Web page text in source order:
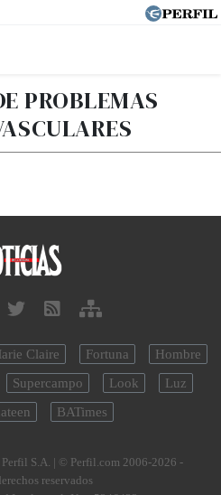
PROBLEMAS
Claire Fortuna
Hombre
Supercampo Look
Luz
BATimes
S.A. | © Perfil.com 2006-2026 -
reservados